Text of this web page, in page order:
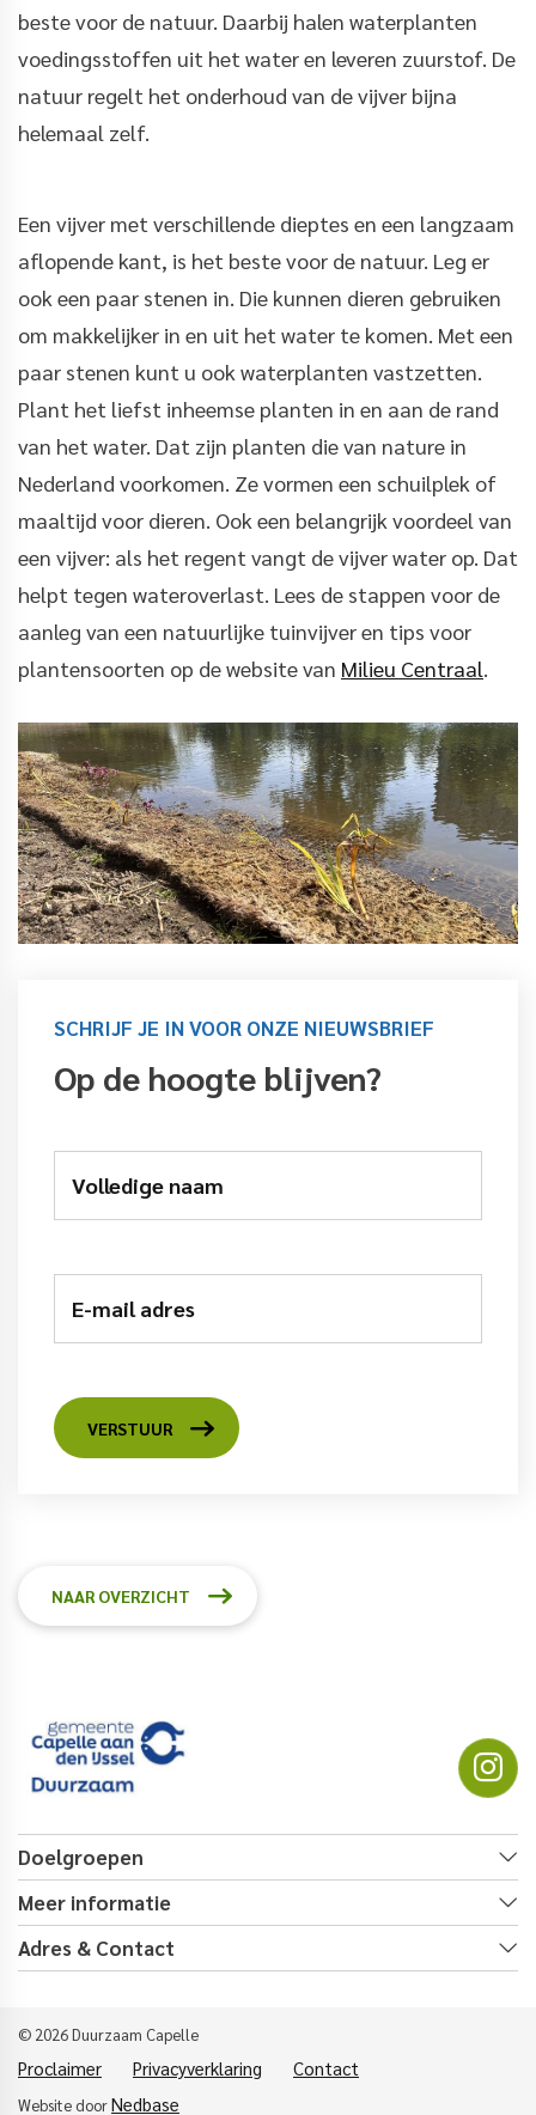
beste voor de natuur. Daarbij halen waterplanten
voedingsstoffen uit het water en leveren zuurstof. De
natuur regelt het onderhoud van de vijver bijna
helemaal zelf.
Een vijver met verschillende dieptes en een langzaam
aflopende kant, is het beste voor de natuur. Leg er
ook een paar stenen in. Die kunnen dieren gebruiken
om makkelijker in en uit het water te komen. Met een
paar stenen kunt u ook waterplanten vastzetten.
Plant het liefst inheemse planten in en aan de rand
van het water. Dat zijn planten die van nature in
Nederland voorkomen. Ze vormen een schuilplek of
maaltijd voor dieren. Ook een belangrijk voordeel van
een vijver: als het regent vangt de vijver water op. Dat
helpt tegen wateroverlast. Lees de stappen voor de
aanleg van een natuurlijke tuinvijver en tips voor
plantensoorten op de website van Milieu Centraal.
SCHRIJF JE IN VOOR ONZE NIEUWSBRIEF
Op de hoogte blijven?
Volledige naam
E-mail adres
VERSTUUR
NAAR OVERZICHT
Doelgroepen
Meer informatie
Adres & Contact
© 2026 Duurzaam Capelle
Proclaimer Privacyverklaring Contact
Website doorNedbase